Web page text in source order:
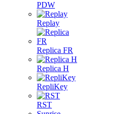
PDW
Replay
Replica FR
Replica H
RepliKey
RST